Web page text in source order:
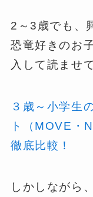
2～3歳でも、
恐竜好きのお
入して読ませ
３歳～小学生
ト（MOVE・
徹底比較！
しかしながら